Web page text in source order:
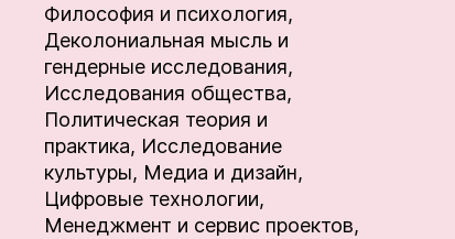
Философия и психология,
Деколониальная мысль и
гендерные исследования,
Исследования общества,
Политическая теория и
практика, Исследование
культуры, Медиа и дизайн,
Цифровые технологии,
Менеджмент и сервис проектов,